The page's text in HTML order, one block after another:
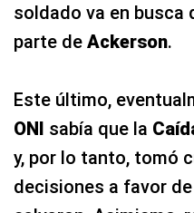
soldado va en busca
parte de Ackerson.
Este último,
ONI sabía que la
y, por lo tanto, tomó
decisiones a favor